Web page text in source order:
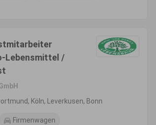
Lebensmittel /
Köln, Leverkusen, Bonn
Firmenwagen